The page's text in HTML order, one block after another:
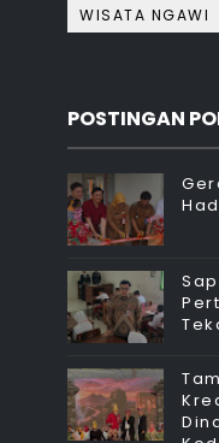
WISATA NGAWI
POSTINGAN